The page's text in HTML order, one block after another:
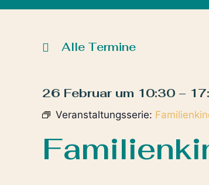
Alle Termine
26 Februar um 10:30 –
Veranstaltungsserie: